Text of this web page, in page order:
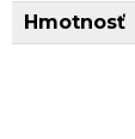
Hmotnosť